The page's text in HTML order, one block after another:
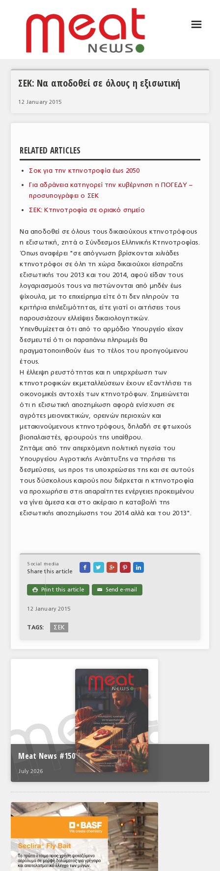
ΚΟΣΜΟΣ
ΕΥΡΩΠΑΪΚΕΣ ΑΠΟΦΑΣΕΙΣ
ΑΝΑΛΥΣΕΙΣ
ΕΜΠΟΡΙΚΟΣ ΚΑΤΑΛΟΓΟΣ
ΠΑΡΑΓΩΓΗ & ΕΜΠΟΡΙΑ
ΣΦΑΓΕΙΑ
ΠΡΩΤΕΣ ΥΛΕΣ
ΕΞΟΠΛΙΣΜΟΣ
ΥΠΗΡΕΣΙΕΣ
ΕΜΠΟΡΙΚΟΙ ΑΝΤΙΠΡΟΣΩΠΟΙ
ΝΟΜΟΘΕΣΙΑ
ΕΛΛΗΝΙΚΗ ΝΟΜΟΘΕΣΙΑ
ΕΥΡΩΠΑΪΚΗ ΝΟΜΟΘΕΣΙΑ
ΤΟ ΠΕΡΙΟΔΙΚΟ
Profile
ΑΡΧΕΙΟ ΤΕΥΧΩΝ
ΣΥΝΕΔΡΙΟ ΚΡΕΑΤΟΣ
☰
ΣΕΚ: Να αποδοθεί σε όλους η εξισωτική
12 January 2015
RELATED ARTICLES
Σοκ για την κτηνοτροφία έως 2050
Για αδράνεια κατηγορεί την κυβέρνηση η ΠΟΓΕΔΥ –
προσυπογράφει ο ΣΕΚ
ΣΕΚ: Κτηνοτροφία σε οριακό σημείο
Να αποδοθεί σε όλους τους δικαιούχους κτηνοτρόφους
η εξισωτική, ζητά ο Σύνδεσμος Ελληνικής Κτηνοτροφίας.
Όπως αναφέρει "σε απόγνωση βρίσκονται χιλιάδες
κτηνοτρόφοι σε όλη τη χώρα δικαιούχοι είσπραξης
εξισωτικής του 2013 και του 2014, αφού είδαν τους
λογαριασμούς τους να πιστώνονται από μηδέν έως
ψίχουλα, με το επιχείρημα είτε ότι δεν πληρούν τα
κριτήρια επιλεξιμότητας, είτε γιατί οι αιτήσεις τους
παρουσιάζουν ελλείψεις δικαιολογητικών.
Υπενθυμίζεται ότι από το αρμόδιο Υπουργείο είχαν
δεσμευτεί ότι οι παραπάνω πληρωμές θα
πραγματοποιηθούν έως το τέλος του προηγούμενου
έτους.
Η έλλειψη ρευστότητας και η υπερχρέωση των
κτηνοτροφικών εκμεταλλεύσεων έχουν εξαντλήσει τις
οικονομικές αντοχές των κτηνοτρόφων. Σημειώνεται
ότι η εξισωτική αποζημίωση αφορά ενίσχυση σε
αγρότες μειονεκτικών, ορεινών περιοχών και
μετακινούμενους κτηνοτρόφους, δηλαδή σε φτωχούς
βιοπαλαιστές, φρουρούς της υπαίθρου.
Ζητάμε από την απερχόμενη πολιτική ηγεσία του
Υπουργείου Αγροτικής Ανάπτυξης να τηρήσει τις
δεσμεύσεις, ως προς τις υποχρεώσεις της και σε αυτούς
τους δύσκολους καιρούς που διέρχεται η κτηνοτροφία
να προχωρήσει στις απαραίτητες ενέργειες προκειμένου
να γίνει άμεσα και στο ακέραιο η καταβολή της
εξισωτικής αποζημίωσης του 2014 αλλά και του 2013".
Social media
Share this article
    
 Print this article ✉ Send e-mail
12 January 2015
TAGS: ΣΕΚ
Meat News #150
July 2026